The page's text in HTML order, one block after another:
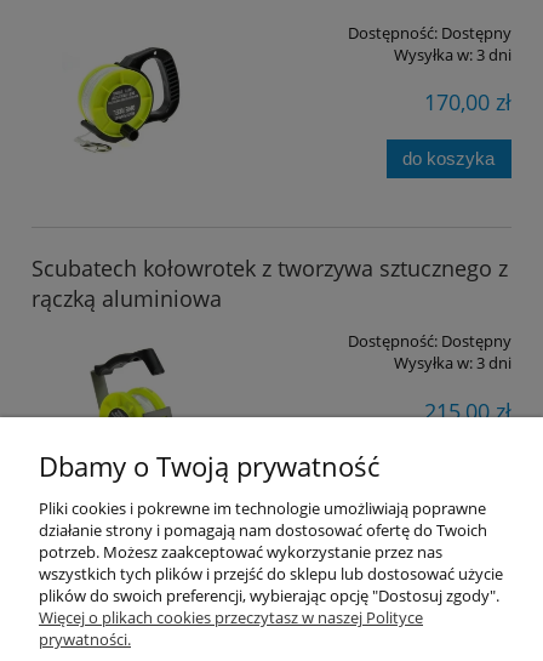
Dostępność: Dostępny
Wysyłka w:3 dni
170,00 zł
do koszyka
Scubatech kołowrotek z tworzywa sztucznego z
rączką aluminiowa
Dostępność: Dostępny
Wysyłka w:3 dni
215,00 zł
Pomoc
Dbamy o Twoją prywatność
Pliki cookies i pokrewne im technologie umożliwiają poprawne
działanie strony i pomagają nam dostosować ofertę do Twoich
potrzeb. Możesz zaakceptować wykorzystanie przez nas
wszystkich tych plików i przejść do sklepu lub dostosować użycie
plików do swoich preferencji, wybierając opcję "Dostosuj zgody".
Więcej o plikach cookies przeczytasz w naszej Polityce
prywatności.